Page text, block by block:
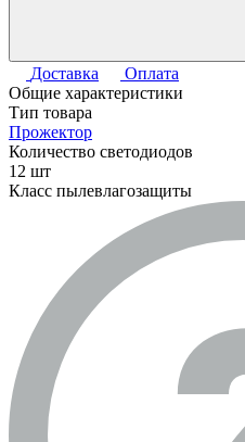
Доставка
Оплата
Общие характеристики
Тип товара
Прожектор
Количество светодиодов
12 шт
Класс пылевлагозащиты